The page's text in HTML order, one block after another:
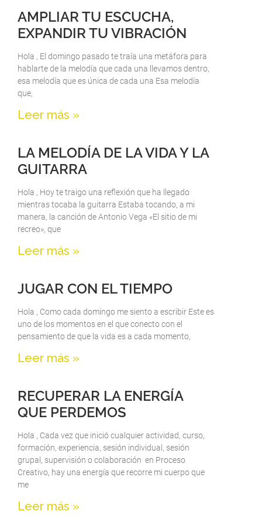
AMPLIAR TU ESCUCHA,
EXPANDIR TU VIBRACIÓN
Hola , El domingo pasado te traía una metáfora para
hablarte de la melodía que cada una llevamos dentro,
esa melodía que es única de cada una Esa melodía
que,
Leer más »
LA MELODÍA DE LA VIDA Y LA
GUITARRA
Hola , Hoy te traigo una reflexión que ha llegado
mientras tocaba la guitarra Estaba tocando, a mi
manera, la canción de Antonio Vega «El sitio de mi
recreo», que
Leer más »
JUGAR CON EL TIEMPO
Hola , Como cada domingo me siento a escribir Este es
uno de los momentos en el que conecto con el
pensamiento de que la vida es a cada momento,
Leer más »
RECUPERAR LA ENERGÍA
QUE PERDEMOS
Hola , Cada vez que inició cualquier actividad, curso,
formación, experiencia, sesión individual, sesión
grupal, supervisión o colaboración en Proceso
Creativo, hay una energía que recorre mi cuerpo que
me
Leer más »